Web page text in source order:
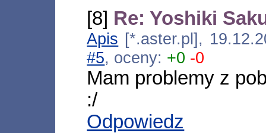
[8] Re: Yoshiki
Apis [*.aster.pl],
#5, oceny: +0 -0
Mam problemy z
:/
Odpowiedz